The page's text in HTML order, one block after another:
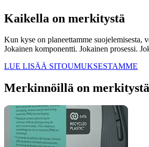
Kaikella on merkitystä
Kun kyse on planeettamme suojelemisesta,
Jokainen komponentti. Jokainen prosessi.
LUE LISÄÄ SITOUMUKSESTAMME
Merkinnöillä on merkitystä